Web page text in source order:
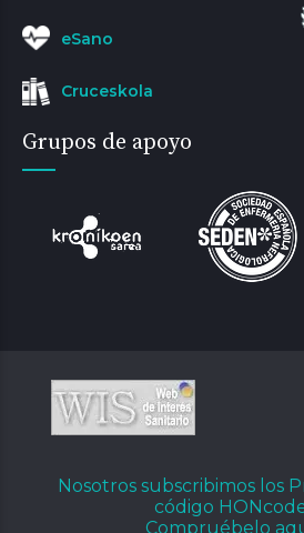
eSano
Cruceskola
Grupos de apoyo
Nosotros subscribimos los
código
Compruébelo